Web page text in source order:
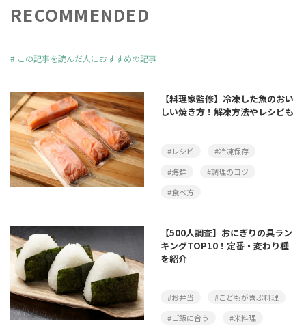
RECOMMENDED
# この記事を読んだ人におすすめの記事
【料理家監修】冷凍した魚のおい
しい焼き方！解凍方法やレシピも
#レシピ
#冷凍保存
#海鮮
#調理のコツ
#食べ方
【500人調査】おにぎりの具ラン
キングTOP10！定番・変わり種
を紹介
#お弁当
#こどもが喜ぶ料理
#ご飯に合う
#米料理